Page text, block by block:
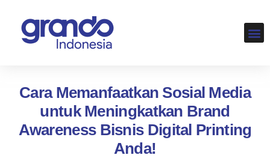
Cara Memanfaatkan Sosial Media
untuk Meningkatkan Brand
Awareness Bisnis Digital Printing
Anda!